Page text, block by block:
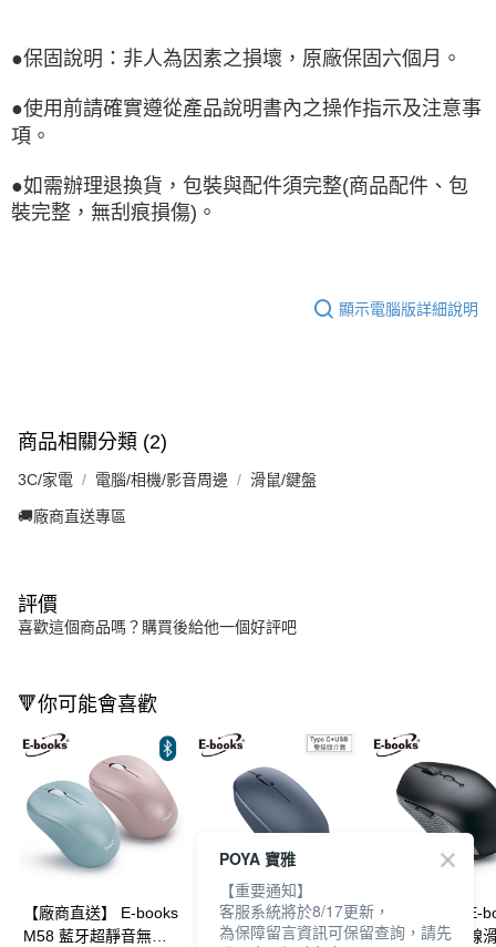
●保固說明：非人為因素之損壞，原廠保固六個月。
●使用前請確實遵從產品說明書內之操作指示及注意事
項。
●如需辦理退換貨，包裝與配件須完整(商品配件、包
裝完整，無刮痕損傷)。
顯示電腦版詳細說明
商品相關分類 (2)
3C/家電 電腦/相機/影音周邊 滑鼠/鍵盤
🚚廠商直送專區
評價
喜歡這個商品嗎？購買後給他一個好評吧
🔻你可能會喜歡
【廠商直送】 E-books
M58 藍牙超靜音無線
【廠商直送】E-books
雙介面無線滑鼠-M85
【廠商直送】E-
六鍵式省電無線
POYA 寶雅
【重要通知】
客服系統將於8/17更新，
為保障留言資訊可保留查詢，請先